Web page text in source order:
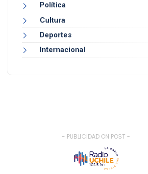
Política
Cultura
Deportes
Internacional
- PUBLICIDAD ON POST -